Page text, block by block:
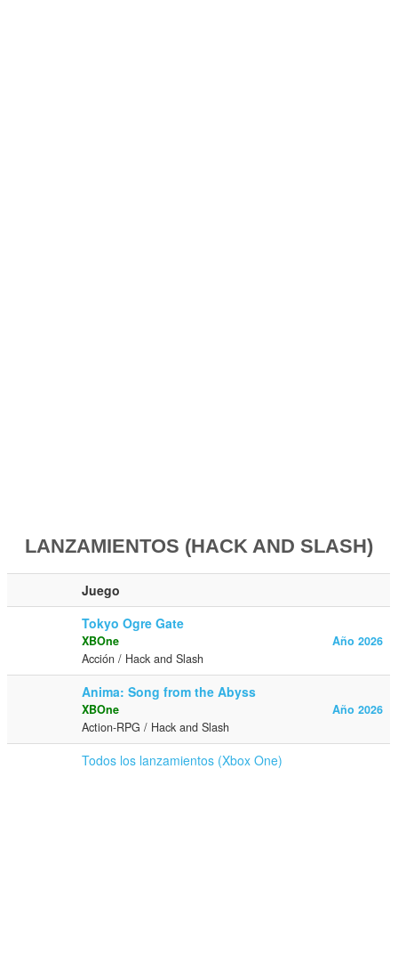
LANZAMIENTOS (HACK AND SLASH)
Juego
Tokyo Ogre Gate
Año 2026
XBOne
Acción / Hack and Slash
Anima: Song from the Abyss
Año 2026
XBOne
Action-RPG / Hack and Slash
Todos los lanzamientos (Xbox One)